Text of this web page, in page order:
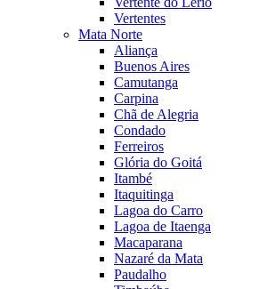
Vertentes
Mata Norte
Aliança
Buenos Aires
Camutanga
Carpina
Chã de Alegria
Condado
Ferreiros
Glória do Goitá
Itambé
Itaquitinga
Lagoa do Carro
Lagoa de Itaenga
Macaparana
Nazaré da Mata
Paudalho